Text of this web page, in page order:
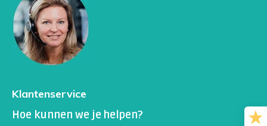
Klantenservice
Hoe kunnen we je helpen?